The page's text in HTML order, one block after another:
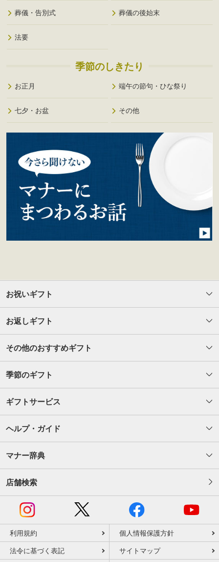
葬儀・告別式 葬儀の後始末
法要
季節のしきたり
お正月 端午の節句・ひな祭り
七夕・お盆 その他
お祝いギフト
お返しギフト
その他のおすすめギフト
季節のギフト
ギフトサービス
ヘルプ・ガイド
マナー辞典
店舗検索
利用規約 個人情報保護方針
法令に基づく表記 サイトマップ